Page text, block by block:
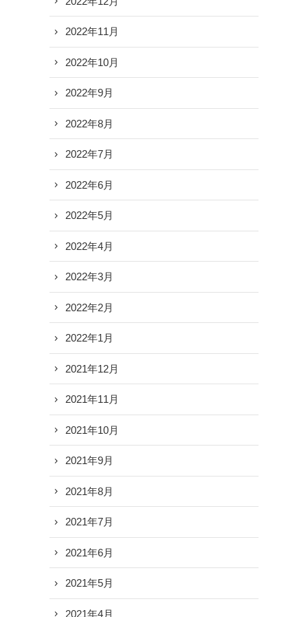
2022年11月
2022年10月
2022年9月
2022年8月
2022年7月
2022年6月
2022年5月
2022年4月
2022年3月
2022年2月
2022年1月
2021年12月
2021年11月
2021年10月
2021年9月
2021年8月
2021年7月
2021年6月
2021年5月
2021年4月